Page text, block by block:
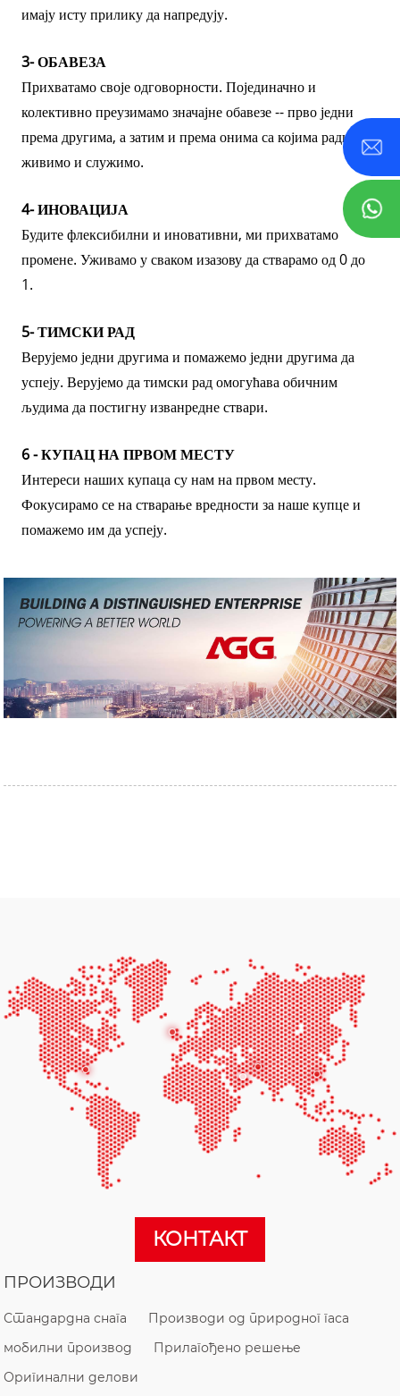
имају исту прилику да напредују.
3- ОБАВЕЗА
Прихватамо своје одговорности. Појединачно и
колективно преузимамо значајне обавезе -- прво једни
према другима, а затим и према онима са којима радимо,
живимо и служимо.
4- ИНОВАЦИЈА
Будите флексибилни и иновативни, ми прихватамо
промене. Уживамо у сваком изазову да стварамо од 0 до
1.
5- ТИМСКИ РАД
Верујемо једни другима и помажемо једни другима да
успеју. Верујемо да тимски рад омогућава обичним
људима да постигну изванредне ствари.
6 - КУПАЦ НА ПРВОМ МЕСТУ
Интереси наших купаца су нам на првом месту.
Фокусирамо се на стварање вредности за наше купце и
помажемо им да успеју.
КОНТАКТ
ПРОИЗВОДИ
Стандардна снага
Производи од природног гаса
мобилни производ
Прилагођено решење
Оригинални делови